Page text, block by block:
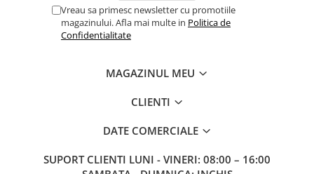
Vreau sa primesc newsletter cu promotiile
magazinului. Afla mai multe in Politica de
Confidentialitate
MAGAZINUL MEU
CLIENTI
DATE COMERCIALE
SUPORT CLIENTI LUNI - VINERI: 08:00 – 16:00